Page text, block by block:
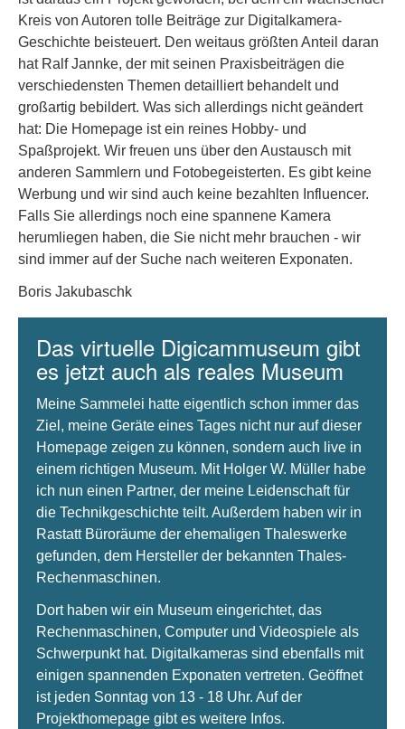
Kreis von Autoren tolle Beiträge zur Digitalkamera-
Geschichte beisteuert. Den weitaus größten Anteil daran
hat Ralf Jannke, der mit seinen Praxisbeiträgen die
verschiedensten Themen detailliert behandelt und
großartig bebildert. Was sich allerdings nicht geändert
hat: Die Homepage ist ein reines Hobby- und
Spaßprojekt. Wir freuen uns über den Austausch mit
anderen Sammlern und Fotobegeisterten. Es gibt keine
Werbung und wir sind auch keine bezahlten Influencer.
Falls Sie allerdings noch eine spannene Kamera
herumliegen haben, die Sie nicht mehr brauchen - wir
sind immer auf der Suche nach weiteren Exponaten.
Boris Jakubaschk
Das virtuelle Digicammuseum gibt
es jetzt auch als reales Museum
Meine Sammelei hatte eigentlich schon immer das
Ziel, meine Geräte eines Tages nicht nur auf dieser
Homepage zeigen zu können, sondern auch live in
einem richtigen Museum. Mit Holger W. Müller habe
ich nun einen Partner, der meine Leidenschaft für
die Technikgeschichte teilt. Außerdem haben wir in
Rastatt Büroräume der ehemaligen Thaleswerke
gefunden, dem Hersteller der bekannten Thales-
Rechenmaschinen.
Dort haben wir ein Museum eingerichtet, das
Rechenmaschinen, Computer und Videospiele als
Schwerpunkt hat. Digitalkameras sind ebenfalls mit
einigen spannenden Exponaten vertreten. Geöffnet
ist jeden Sonntag von 13 - 18 Uhr. Auf der
Projekthomepage gibt es weitere Infos.